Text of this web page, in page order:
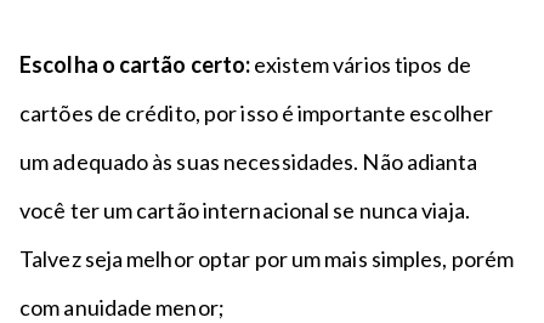
Escolha o cartão certo:existem vários tipos de
cartões de crédito, por isso é importante escolher
um adequado às suas necessidades. Não adianta
você ter um cartão internacional se nunca viaja.
Talvez seja melhor optar por um mais simples, porém
com anuidade menor;